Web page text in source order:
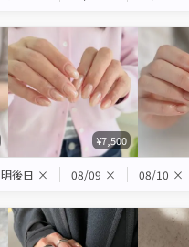
¥7,500
明後日 × 08/09 × 08/10 ×